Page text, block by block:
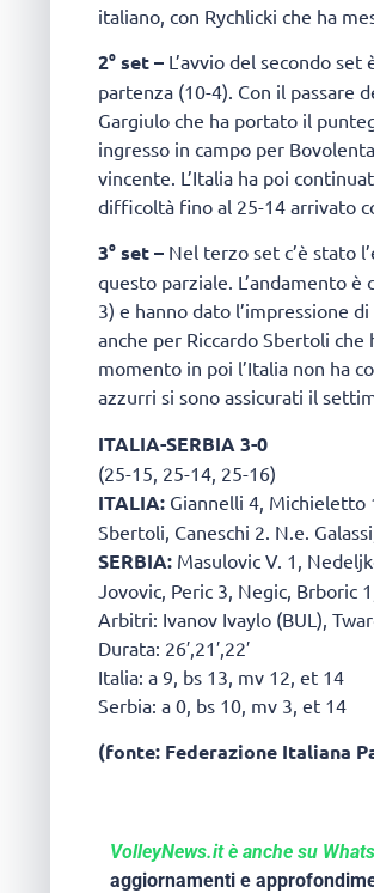
italiano, con Rychlicki che ha
2° set – L’avvio del secondo
partenza (10-4). Con il passare
Gargiulo che ha portato il
ingresso in campo per
vincente. L’Italia ha poi
difficoltà fino al 25-14 arrivato
3° set – Nel terzo set c’è stato
questo parziale. L’andamento
3) e hanno dato l’impressione
anche per Riccardo Sbertoli
momento in poi l’Italia non ha
azzurri si sono assicurati il
ITALIA-SERBIA 3-0
(25-15, 25-14, 25-16)
ITALIA: Giannelli 4, Michieletto
Sbertoli, Caneschi 2. N.e.
SERBIA: Masulovic V. 1,
Jovovic, Peric 3, Negic, Brboric
Arbitri: Ivanov Ivaylo (BUL),
Durata: 26′,21′,22′
Italia: a 9, bs 13, mv 12, et 14
Serbia: a 0, bs 10, mv 3, et 14
(fonte: Federazione Italiana
VolleyNews.it è anche su
aggiornamenti e